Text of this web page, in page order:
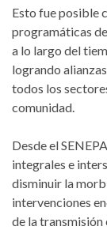
Esto fue posible
programáticas
a lo largo del
logrando
todos los
comunidad.
Desde el
integrales e
disminuir la
intervenciones
de la